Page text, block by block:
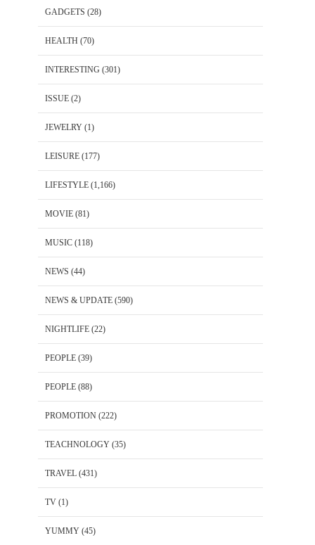
GADGETS (28)
HEALTH (70)
INTERESTING (301)
ISSUE (2)
JEWELRY (1)
LEISURE (177)
LIFESTYLE (1,166)
MOVIE (81)
MUSIC (118)
NEWS (44)
NEWS & UPDATE (590)
NIGHTLIFE (22)
PEOPLE (39)
PEOPLE (88)
PROMOTION (222)
TEACHNOLOGY (35)
TRAVEL (431)
TV (1)
YUMMY (45)